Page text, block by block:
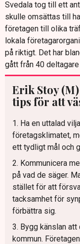
Svedala tog till ett
skulle omsättas till
företagen till olika
lokala
på riktigt. Det har
gått från 40
Erik Stoy
tips för att
1. Ha en uttalad
företagsklimatet,
ett tydligt mål och
2. Kommunicera
på vad de säger.
stället för att
tacksamhet för
förbättra sig.
3. Bygg känslan
kommun.